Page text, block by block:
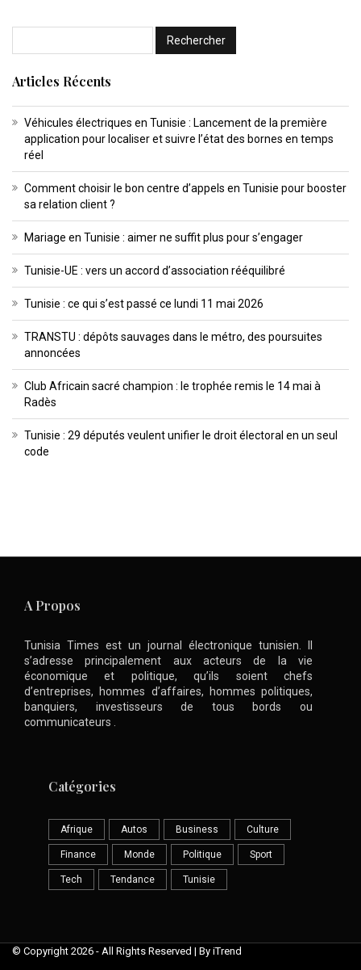
Articles Récents
Véhicules électriques en Tunisie : Lancement de la première
application pour localiser et suivre l’état des bornes en temps
réel
Comment choisir le bon centre d’appels en Tunisie pour booster
sa relation client ?
Mariage en Tunisie : aimer ne suffit plus pour s’engager
Tunisie-UE : vers un accord d’association rééquilibré
Tunisie : ce qui s’est passé ce lundi 11 mai 2026
TRANSTU : dépôts sauvages dans le métro, des poursuites
annoncées
Club Africain sacré champion : le trophée remis le 14 mai à
Radès
Tunisie : 29 députés veulent unifier le droit électoral en un seul
code
A Propos
Tunisia Times est un journal électronique tunisien. Il
s’adresse principalement aux acteurs de la vie
économique et politique, qu’ils soient chefs
d’entreprises, hommes d’affaires, hommes politiques,
banquiers, investisseurs de tous bords ou
communicateurs .
Catégories
Afrique Autos Business Culture
Finance Monde Politique Sport
Tech Tendance Tunisie
© Copyright 2026 - All Rights Reserved | By iTrend